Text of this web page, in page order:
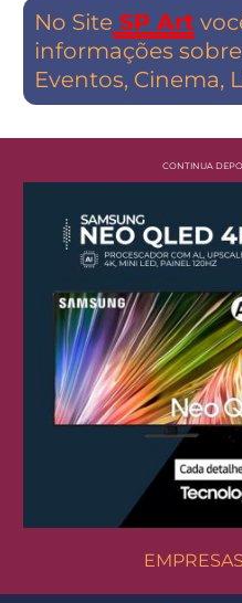
No Site SP Art
informações
Eventos, Cinema,
CONTINUA